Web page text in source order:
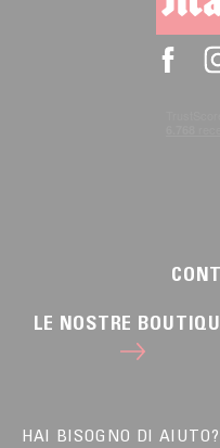
LE NOSTRE
HAI BISOGNO DI AIUTO?